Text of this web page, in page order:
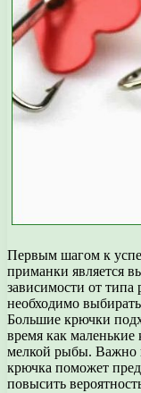
Первым шагом к
приманки является
зависимости от
необходимо
Большие крючки
время как
мелкой рыбы. Важно
крючка поможет
повысить